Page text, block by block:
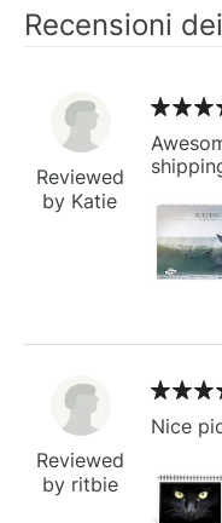
Recensioni
Reviewed
by Katie
Reviewed
by ritbie
Nice